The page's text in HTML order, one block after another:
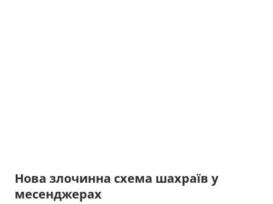
Нова злочинна схема шахраїв у
месенджерах